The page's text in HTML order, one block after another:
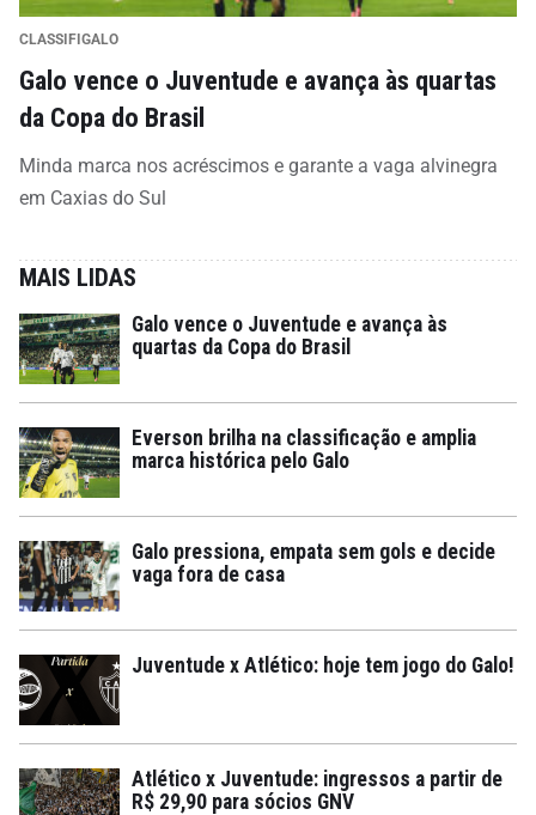
CLASSIFIGALO
Galo vence o Juventude e avança às quartas
da Copa do Brasil
Minda marca nos acréscimos e garante a vaga alvinegra
em Caxias do Sul
MAIS LIDAS
Galo vence o Juventude e avança às
quartas da Copa do Brasil
Everson brilha na classificação e amplia
marca histórica pelo Galo
Galo pressiona, empata sem gols e decide
vaga fora de casa
Juventude x Atlético: hoje tem jogo do Galo!
Atlético x Juventude: ingressos a partir de
R$ 29,90 para sócios GNV